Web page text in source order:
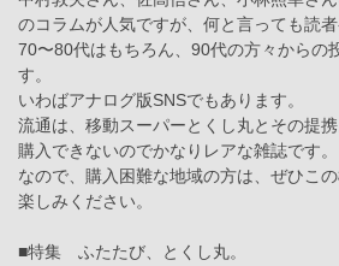
のコラムが人気ですが、何と言っても読者
70〜80代はもちろん、90代の方々からの
す。
いわばアナログ版SNSでもあります。
流通は、移動スーパーとくし丸とその提
購入できないのでかなりレアな雑誌です。
なので、購入困難な地域の方は、ぜひこ
楽しみください。
■特集 ふたたび、とくし丸。